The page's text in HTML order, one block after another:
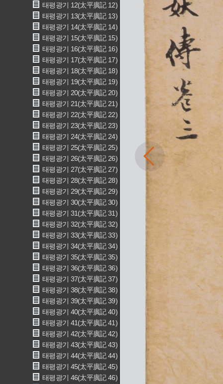
태평광기 12(太平廣記 12)
태평광기 13(太平廣記 13)
태평광기 14(太平廣記 14)
태평광기 15(太平廣記 15)
태평광기 16(太平廣記 16)
태평광기 17(太平廣記 17)
태평광기 18(太平廣記 18)
태평광기 19(太平廣記 19)
태평광기 20(太平廣記 20)
태평광기 21(太平廣記 21)
태평광기 22(太平廣記 22)
태평광기 23(太平廣記 23)
태평광기 24(太平廣記 24)
태평광기 25(太平廣記 25)
태평광기 26(太平廣記 26)
태평광기 27(太平廣記 27)
태평광기 28(太平廣記 28)
태평광기 29(太平廣記 29)
태평광기 30(太平廣記 30)
태평광기 31(太平廣記 31)
태평광기 32(太平廣記 32)
태평광기 33(太平廣記 33)
태평광기 34(太平廣記 34)
태평광기 35(太平廣記 35)
태평광기 36(太平廣記 36)
태평광기 37(太平廣記 37)
태평광기 38(太平廣記 38)
태평광기 39(太平廣記 39)
태평광기 40(太平廣記 40)
태평광기 41(太平廣記 41)
태평광기 42(太平廣記 42)
태평광기 43(太平廣記 43)
태평광기 44(太平廣記 44)
태평광기 45(太平廣記 45)
태평광기 46(太平廣記 46)